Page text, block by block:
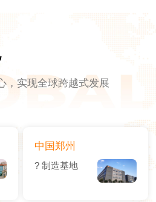
，实现全球跨越式发展
中国郑州
? 制造基地